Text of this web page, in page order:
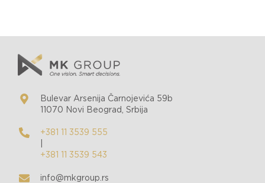
Bulevar Arsenija Čarnojevića 59b
11070 Novi Beograd, Srbija
+381 11 3539 555
+381 11 3539 543
info@mkgroup.rs